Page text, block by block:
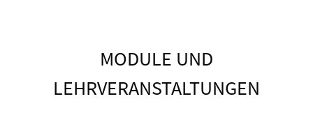
MODULE UND
LEHRVERANSTALTUNGEN